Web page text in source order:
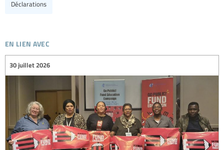
Déclarations
en lien avec
30 juillet 2026